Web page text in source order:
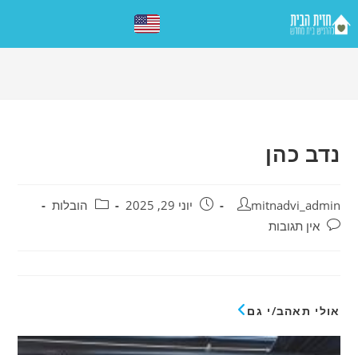
נדב כהן
mitnadvi_admin יוני 29, 2025
הובלות
אין תגובות
אולי תאהב/י גם